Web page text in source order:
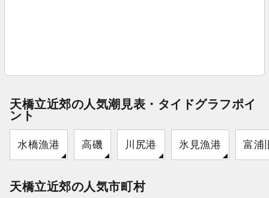
天橋立近郊の人気潮見表・タイドグラフポイ
ント
水橋漁港 高磯 川尻港 氷見漁港 富浦
天橋立近郊の人気市町村